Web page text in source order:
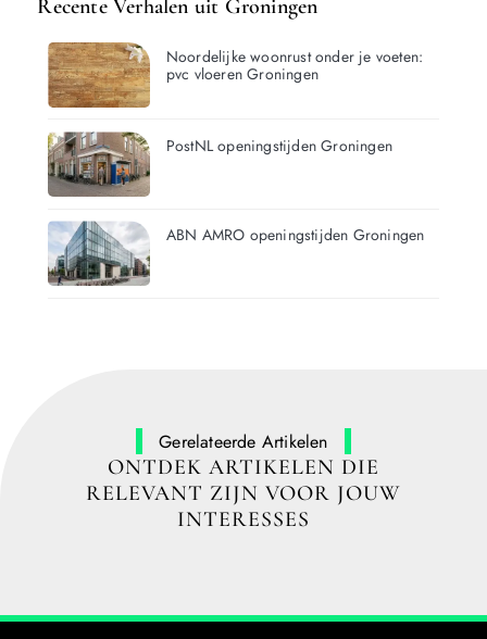
Recente Verhalen uit Groningen
Noordelijke woonrust onder je voeten:
pvc vloeren Groningen
PostNL openingstijden Groningen
ABN AMRO openingstijden Groningen
Gerelateerde Artikelen
ONTDEK ARTIKELEN DIE
RELEVANT ZIJN VOOR JOUW
INTERESSES